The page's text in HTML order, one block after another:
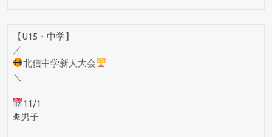
【U15・中学】
／
北信中学新人大会
＼
11/1
⛹️男子